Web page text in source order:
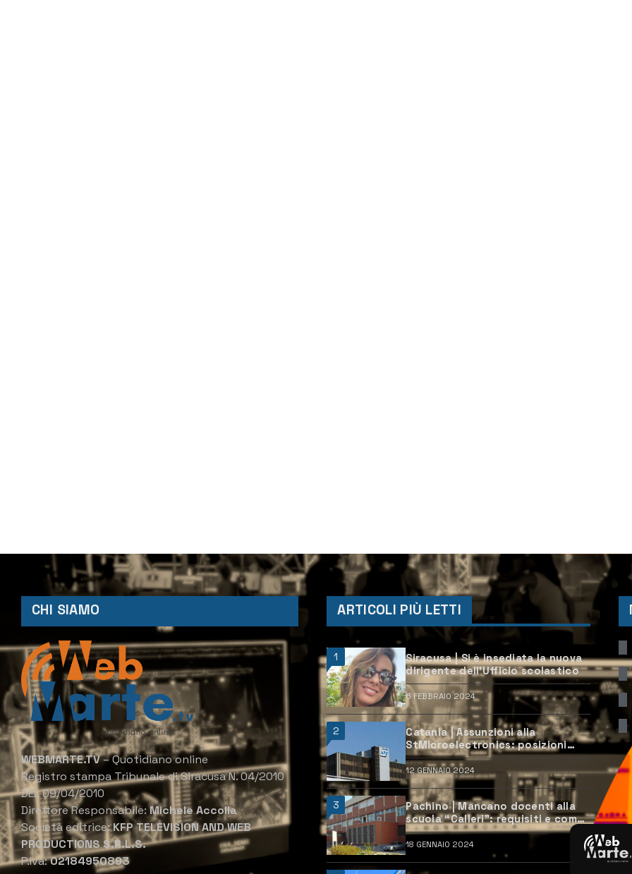
CHI SIAMO
WEBMARTE.TV– Quotidiano online
Registro stampa Tribunale di Siracusa N. 04/2010
DEL 09/04/2010
Direttore Responsabile:Michele Accolla
Società editrice:KFP TELEVISION AND WEB
PRODUCTIONS S.R.L.S.
P.Iva:02184950893
ARTICOLI PIÙ LETTI
1
Siracusa | Si è insediata la nuova
dirigente dell’Ufficio scolastico
6 FEBBRAIO 2024
2
Catania | Assunzioni alla
StMicroelectronics: posizioni
aperte e come candidarsi
12 GENNAIO 2024
3
Pachino | Mancano docenti alla
scuola “Calleri”: requisiti e come
candidarsi
18 GENNAIO 2024